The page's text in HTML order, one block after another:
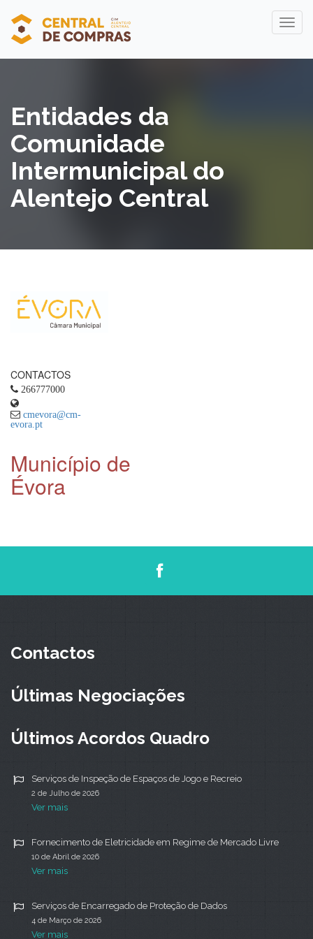
Entidades da
Comunidade
Intermunicipal do
Alentejo Central
CONTACTOS
266777000
cmevora@cm-
evora.pt
Município de
Évora
Contactos
Últimas Negociações
Últimos Acordos Quadro
Serviços de Inspeção de Espaços de Jogo e Recreio
2 de Julho de 2026
Ver mais
Fornecimento de Eletricidade em Regime de Mercado Livre
10 de Abril de 2026
Ver mais
Serviços de Encarregado de Proteção de Dados
4 de Março de 2026
Ver mais